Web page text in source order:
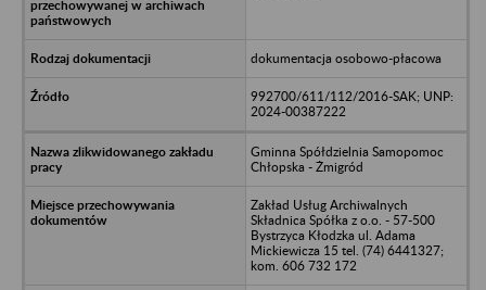
dokumentacja osobowo-płacowa
992700/611/112/2016-SAK; UNP:
2024-00387222
Gminna Spółdzielnia Samopomoc
Chłopska - Żmigród
Zakład Usług Archiwalnych
Składnica Spółka z o.o. - 57-500
Bystrzyca Kłodzka ul. Adama
Mickiewicza 15 tel. (74) 6441327;
kom. 606 732 172